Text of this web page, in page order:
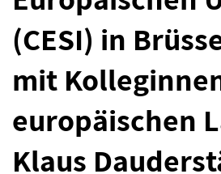
(CESI) in
mit
europäischen
Klaus